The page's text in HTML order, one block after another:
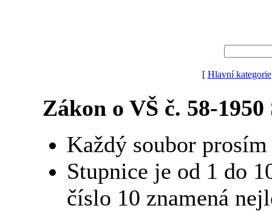
[ Hlavní kategorie
Zákon o VŠ č. 58-1950
Každý soubor
Stupnice je od 1 do
číslo 10 znamená